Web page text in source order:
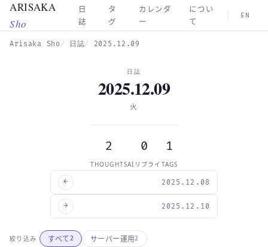
Skip to main content
ARISAKA
Sho
日
誌
タ
グ
カレンダ
ー
につい
て
EN
Arisaka Sho 日誌 2025.12.09
← 2025.12.08
日誌
2025.12.09
火
2
THOUGHTS
0
AIリプライ
1
TAGS
2025.12.10
→
絞り込み すべて2 サーバー運用2